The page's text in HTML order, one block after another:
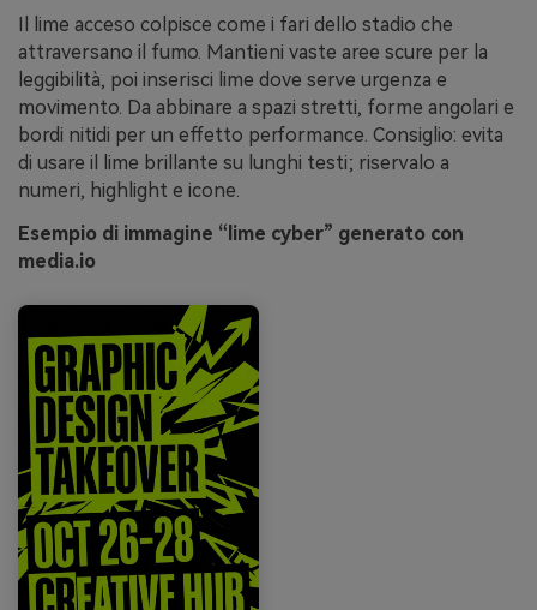
Il lime acceso colpisce come i fari dello stadio che
attraversano il fumo. Mantieni vaste aree scure per la
leggibilità, poi inserisci lime dove serve urgenza e
movimento. Da abbinare a spazi stretti, forme angolari e
bordi nitidi per un effetto performance. Consiglio: evita
di usare il lime brillante su lunghi testi; riservalo a
numeri, highlight e icone.
Esempio di immagine “lime cyber” generato con
media.io